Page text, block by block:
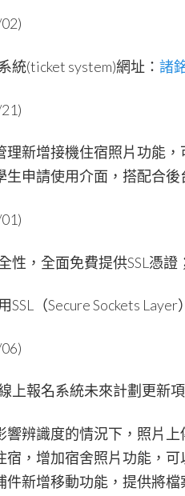
統(ticket system)網址： 諸
理新增接機住宿照片功能
生申請使用介面，搭配合後
性，全面免費提供SSL憑證
SSL（Secure Sockets
上報名系統未來計劃更新項
響辨識度的情況下，照片
宿，增加宿舍照片功能，
件新增移動功能，提供將